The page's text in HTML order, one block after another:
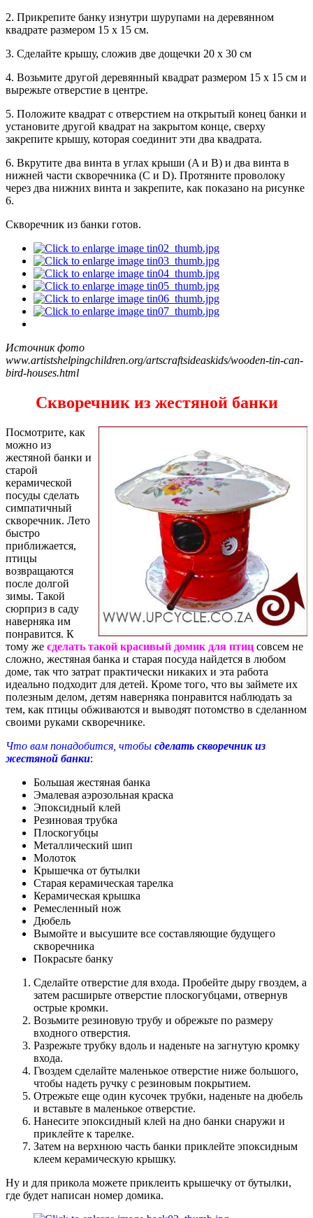
2. Прикрепите банку изнутри шурупами на деревянном
квадрате размером 15 x 15 см.
3. Сделайте крышу, сложив две дощечки 20 x 30 см
4. Возьмите другой деревянный квадрат размером 15 x 15 см и
вырежьте отверстие в центре.
5. Положите квадрат с отверстием на открытый конец банки и
установите другой квадрат на закрытом конце, сверху
закрепите крышу, которая соединит эти два квадрата.
6. Вкрутите два винта в углах крыши (A и B) и два винта в
нижней части скворечника (C и D). Протяните проволоку
через два нижних винта и закрепите, как показано на рисунке
6.
Скворечник из банки готов.
Источник фото
www.artistshelpingchildren.org/artscraftsideaskids/wooden-tin-can-
bird-houses.html
Скворечник из жестяной банки
Посмотрите, как
можно из
жестяной банки и
старой
керамической
посуды сделать
симпатичный
скворечник. Лето
быстро
приближается,
птицы
возвращаются
после долгой
зимы. Такой
сюрприз в саду
наверняка им
понравится. К
тому же сделать такой красивый домик для птиц совсем не
сложно, жестяная банка и старая посуда найдется в любом
доме, так что затрат практически никаких и эта работа
идеально подходит для детей. Кроме того, что вы займете их
полезным делом, детям наверняка понравится наблюдать за
тем, как птицы обживаются и выводят потомство в сделанном
своими руками скворечнике.
Что вам понадобится, чтобы сделать скворечник из
жестяной банки:
Большая жестяная банка
Эмалевая аэрозольная краска
Эпоксидный клей
Резиновая трубка
Плоскогубцы
Металлический шип
Молоток
Крышечка от бутылки
Старая керамическая тарелка
Керамическая крышка
Ремесленный нож
Дюбель
Вымойте и высушите все составляющие будущего
скворечника
Покрасьте банку
Сделайте отверстие для входа. Пробейте дыру гвоздем, а
затем расширьте отверстие плоскогубцами, отвернув
острые кромки.
Возьмите резиновую трубу и обрежьте по размеру
входного отверстия.
Разрежьте трубку вдоль и наденьте на загнутую кромку
входа.
Гвоздем сделайте маленькое отверстие ниже большого,
чтобы надеть ручку с резиновым покрытием.
Отрежьте еще один кусочек трубки, наденьте на дюбель
и вставьте в маленькое отверстие.
Нанесите эпоксидный клей на дно банки снаружи и
приклейте к тарелке.
Затем на верхнюю часть банки приклейте эпоксидным
клеем керамическую крышку.
Ну и для прикола можете приклеить крышечку от бутылки,
где будет написан номер домика.